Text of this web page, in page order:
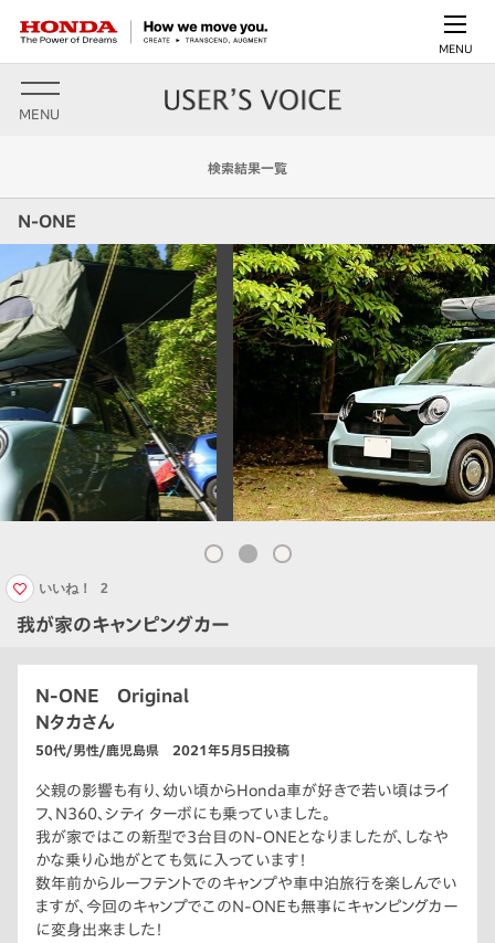
MENU
MENU
検索結果一覧
N-ONE
我が家のキャンピングカー
いいね！ 2
N-ONE Original
Nタカさん
50代/男性/鹿児島県 2021年5月5日投稿
父親の影響も有り、幼い頃からHonda車が好きで若い頃はライ
フ、N360、シティ ターボにも乗っていました。
我が家ではこの新型で3台目のN-ONEとなりましたが、しなや
かな乗り心地がとても気に入っています！
数年前からルーフテントでのキャンプや車中泊旅行を楽しんでい
ますが、今回のキャンプでこのN-ONEも無事にキャンピングカー
に変身出来ました！